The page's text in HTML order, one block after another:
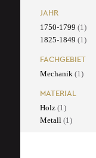
JAHR
1750-1799 (1)
1825-1849 (1)
FACHGEBIET
Mechanik (1)
MATERIAL
Holz (1)
Metall (1)